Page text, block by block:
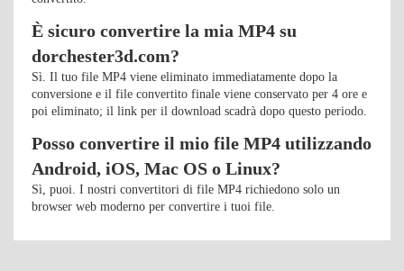
È sicuro convertire la mia MP4 su
dorchester3d.com?
Sì. Il tuo file MP4 viene eliminato immediatamente dopo la
conversione e il file convertito finale viene conservato per 4 ore e
poi eliminato; il link per il download scadrà dopo questo periodo.
Posso convertire il mio file MP4 utilizzando
Android, iOS, Mac OS o Linux?
Sì, puoi. I nostri convertitori di file MP4 richiedono solo un
browser web moderno per convertire i tuoi file.